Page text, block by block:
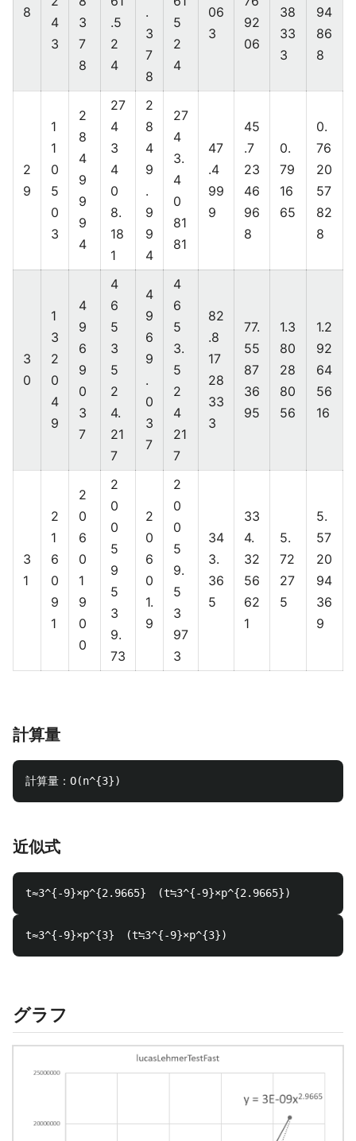
8
4
3
3
7
8
.5
2
4
.
3
7
8
5
2
4
06
3
92
06
38
33
3
94
86
8
2
9
1
1
0
5
0
3
2
8
4
9
9
9
4
27
4
3
4
0
8.
18
1
2
8
4
9
.
9
9
4
27
4
3.
4
0
81
81
47
.4
99
9
45
.7
23
46
96
8
0.
79
16
65
0.
76
20
57
82
8
3
0
1
3
2
0
4
9
4
9
6
9
0
3
7
4
6
5
3
5
2
4.
21
7
4
9
6
9
.
0
3
7
4
6
5
3.
5
2
4
21
7
82
.8
17
28
33
3
77.
55
87
36
95
1.3
80
28
80
56
1.2
92
64
56
16
3
1
2
1
6
0
9
1
2
0
6
0
1
9
0
0
2
0
0
5
9
5
3
9.
73
2
0
6
0
1.
9
2
0
0
5
9.
5
3
97
3
34
3.
36
5
33
4.
32
56
62
1
5.
72
27
5
5.
57
20
94
36
9
計算量
近似式
グラフ